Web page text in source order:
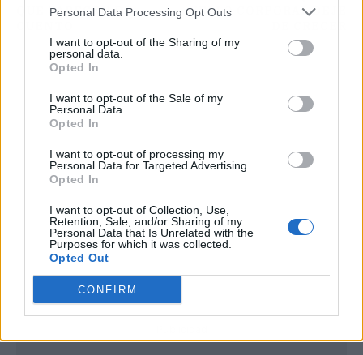
Personal Data Processing Opt Outs
I want to opt-out of the Sharing of my
personal data.
Opted In
I want to opt-out of the Sale of my
Personal Data.
Opted In
I want to opt-out of processing my
Personal Data for Targeted Advertising.
Opted In
I want to opt-out of Collection, Use,
Retention, Sale, and/or Sharing of my
Personal Data that Is Unrelated with the
Purposes for which it was collected.
Opted Out
CONFIRM
QUE PARECEN DE
VELLO CORPORAL DEJE